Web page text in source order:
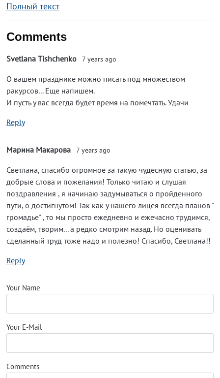
Полный текст
Comments
Svetlana Tishchenko 7 years ago
О вашем празднике можно писать под множеством
ракурсов... Еще напишем.
И пусть у вас всегда будет время на помечтать. Удачи
Reply
Марина Макарова 7 years ago
Светлана, спасибо огромное за такую чудесную статью, за
добрые слова и пожелания! Только читаю и слушая
поздравления , я начинаю задумываться о пройденного
пути, о достигнутом! Так как у нашего лицея всегда планов "
громадье" , то мы просто ежедневно и ежечасно трудимся,
создаём, творим... а редко смотрим назад. Но оценивать
сделанный труд тоже надо и полезно! Спасибо, Светлана!!
Reply
Your Name
Your E-Mail
Comments